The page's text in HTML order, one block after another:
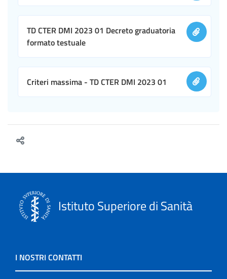
TD CTER DMI 2023 01 Decreto graduatoria
formato testuale
Criteri massima - TD CTER DMI 2023 01
Istituto Superiore di Sanità
I NOSTRI CONTATTI